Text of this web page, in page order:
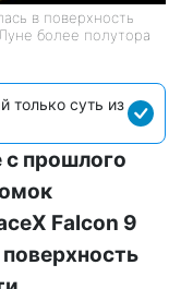
в поверхность
более полутора
только суть из
прошлого
Falcon 9